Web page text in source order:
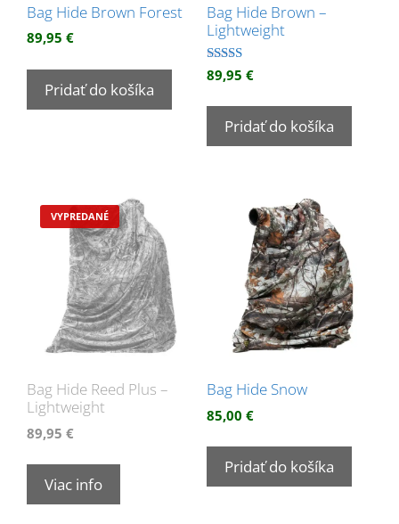
Bag Hide Brown Forest
89,95 €
Pridať do košíka
Bag Hide Brown –
Lightweight
Hodnotenie
5.00
89,95 €
Pridať do košíka
Bag Hide Reed Plus –
Lightweight
89,95 €
Viac info
Bag Hide Snow
85,00 €
Pridať do košíka